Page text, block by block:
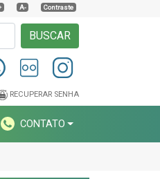
A- Contraste
BUSCAR
RECUPERAR SENHA
CONTATO